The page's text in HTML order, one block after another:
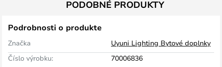
PODOBNÉ PRODUKTY
Podrobnosti o produkte
Značka
Uyuni Lighting Bytové doplnky
Číslo výrobku:
70006836